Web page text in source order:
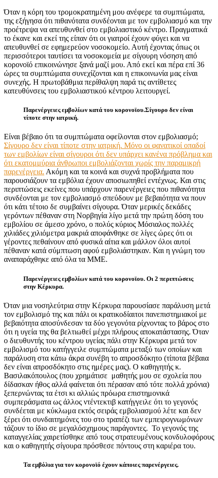
Όταν η κόρη του τρομοκρατημένη μου ανέφερε τα συμπτώματα,
της εξήγησα ότι πιθανότατα συνδέονται με τον εμβολιασμό και την
προέτρεψα να απευθυνθεί στο εμβολιαστικό κέντρο. Πραγματικά
το έκανε και εκεί της είπαν ότι οι γιατροί έχουν φύγει και να
απευθυνθεί σε εφημερεύον νοσοκομείο. Αυτή έχοντας όπως οι
περισσότεροι ταυτίσει τα νοσοκομεία με σίγουρη νόσηση από
κορονοϊό επικοινώνησε ξανά μαζί μου. Από εκεί και πέρα επί 36
ώρες τα συμπτώματα συνεχίζονται και η επικοινωνία μας είναι
συνεχής. Η πρωτοβάθμια περίθαλψη παρά τις αντίθετες
κατευθύνσεις του εμβολιαστικού κέντρου λειτουργεί.
Παρενέργειες εμβολίων κατά του κορονοϊου.Σίγουρο δεν είναι
τίποτε στην ιατρική.
Είναι βέβαιο ότι τα συμπτώματα οφείλονται στον εμβολιασμό;
Σίγουρο δεν είναι τίποτε στην ιατρική. Μόνο οι φανατικοί οπαδοί
των εμβολίων είναι σίγουροι ότι δεν υπάρχει κανένα πρόβλημα και
ότι εκατομμύρια άνθρωποι εμβολιάζονται χωρίς την παραμικρή
παρενέργεια. Ακόμη και τα κοινά και συχνά προβλήματα που
παρουσιάζουν τα εμβόλια έχουν αποσιωπηθεί εντέχνως. Και στις
περιπτώσεις εκείνες που υπάρχουν παρενέργειες που πιθανότητα
συνδέονται με τον εμβολιασμό σπεύδουν με βεβαιότητα να πουν
ότι κάτι τέτοιο δε συμβαίνει σίγουρα. Όταν μερικές δεκάδες
γερόντων πέθαναν στη Νορβηγία λίγο μετά την πρώτη δόση του
εμβολίου σε άμεσο χρόνο, ο πολύς κύριος Μόσιαλος πολλές
χιλιάδες χιλιόμετρα μακριά αποφάνθηκε σε λίγες ώρες ότι οι
γέροντες πεθαίνουν από φυσικά αίτια και μάλλον όλοι αυτοί
πέθαναν κατά σύμπτωση αφού εμβολιάστηκαν. Και η γνώμη του
αναπαράχθηκε από όλα τα ΜΜΕ.
Παρενέργειες εμβολίων κατά του κορονοϊου. Οι 2 περιπτώσεις
στην Κέρκυρα.
Όταν μια νοσηλεύτρια στην Κέρκυρα παρουσίασε παράλυση μετά
τον εμβολισμό της και πάλι οι κρατικοδίαιτοι πανεπιστημιακοί με
βεβαιότητα αποσύνδεσαν τα δύο γεγονότα ρίχνοντας το βάρος στο
ότι η υγεία της θα βελτιωθεί μέχρι πλήρους αποκατάστασης. Όταν
ο διευθυντής του κέντρου υγείας πάλι στην Κέρκυρα μετά τον
εμβολισμό του κατήγγειλε συμπτώματα μεταξύ των οποίων και
παράλυση στα κάτω άκρα συνέβη το απροσδόκητο (τίποτα βέβαια
δεν είναι απροσδόκητο στις ημέρες μας). Ο καθηγητής κ.
Βασιλακόπουλος (που χρημάτισε μαθητής μου σε σχολεία που
δίδασκαν ήθος αλλά φαίνεται ότι πέρασαν από τότε πολλά χρόνια)
ξεπερνώντας τα έτσι κι αλλιώς πρόωρα επιστημονικά
συμπεράσματα ως άλλος ντέντεκτιβ κατήγγειλε ότι το γεγονός
συνδέεται με κύκλωμα εκτός σειράς εμβολιασμού λέτε και δεν
ξέρει ότι συνδαιτημόνες του στο τραπέζι των εμπειρογνωμόνων
τάζουν το ίδιο σε μεγαλόσχημους παράγοντες. Το γεγονός της
καταγγελίας χαιρετίσθηκε από τους στρατευμένους κονδυλοφόρους
και ο καθηγητής σίγουρα πρόσθεσε πόντους στη καριέρα του.
Τα εμβόλια για τον κορονοϊό έχουν κάποιες παρενέργειες.